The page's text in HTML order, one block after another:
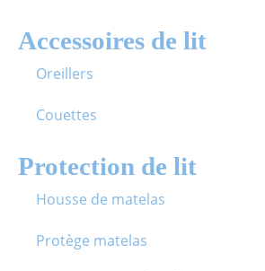
Accessoires de lit
Oreillers
Couettes
Protection de lit
Housse de matelas
Protège matelas